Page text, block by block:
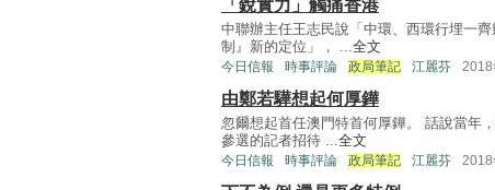
「銳實力」觸痛香港
中聯辦主任王志民說「中環、西環行埋一
制』新的定位」， ...全文
今日信報 時事評論 政局筆記 江麗芬 2018
由鄭若驊想起何厚鏵
忽爾想起首任澳門特首何厚鏵。 話說當年
參選的記者招待 ...全文
今日信報 時事評論 政局筆記 江麗芬 2018